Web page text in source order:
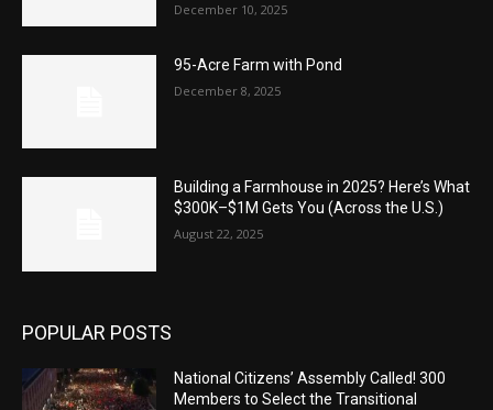
December 10, 2025
95-Acre Farm with Pond
December 8, 2025
Building a Farmhouse in 2025? Here’s What
$300K–$1M Gets You (Across the U.S.)
August 22, 2025
POPULAR POSTS
National Citizens’ Assembly Called! 300
Members to Select the Transitional